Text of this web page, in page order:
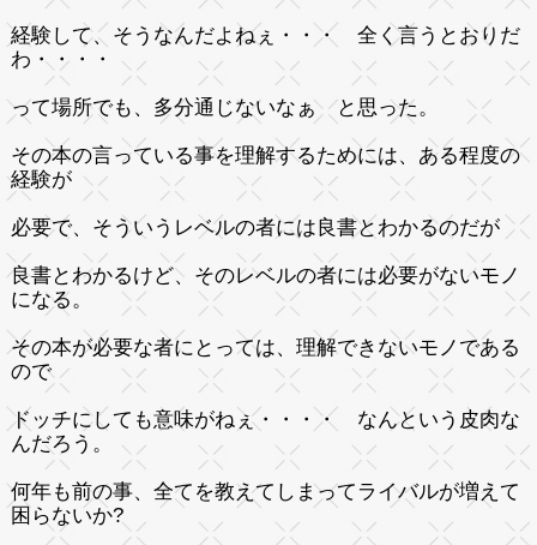
経験して、そうなんだよねぇ・・・ 全く言うとおりだ
わ・・・・
って場所でも、多分通じないなぁ と思った。
その本の言っている事を理解するためには、ある程度の
経験が
必要で、そういうレベルの者には良書とわかるのだが
良書とわかるけど、そのレベルの者には必要がないモノ
になる。
その本が必要な者にとっては、理解できないモノである
ので
ドッチにしても意味がねぇ・・・・ なんという皮肉な
んだろう。
何年も前の事、全てを教えてしまってライバルが増えて
困らないか?